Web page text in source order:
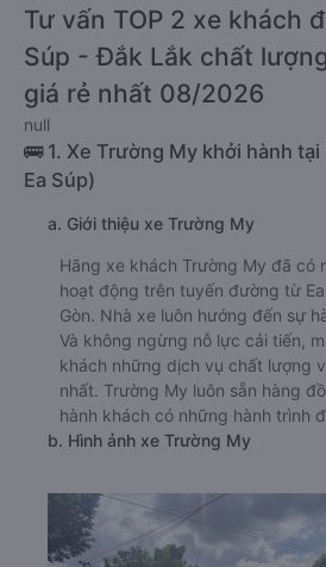
Tư vấn TOP 2 xe khách
Súp - Đắk Lắk chất
giá rẻ nhất 08/2026
null
🚌 1. Xe Trường My khởi hành
Ea Súp)
a. Giới thiệu xe Trường My
Hãng xe khách Trường My đã có
hoạt động trên tuyến đường từ
Gòn. Nhà xe luôn hướng đến sự
Và không ngừng nỗ lực cải tiến,
khách những dịch vụ chất lượng
nhất. Trường My luôn sẵn hàng
hành khách có những hành trình
b. Hình ảnh xe Trường My